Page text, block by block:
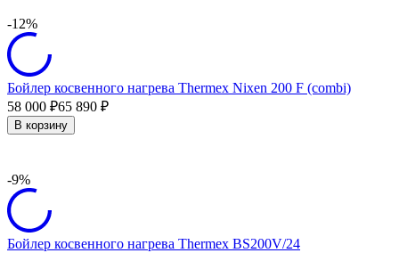
-12%
Бойлер косвенного нагрева Thermex Nixen 200 F (combi)
58 000 ₽65 890 ₽
В корзину
-9%
Бойлер косвенного нагрева Thermex BS200V/24